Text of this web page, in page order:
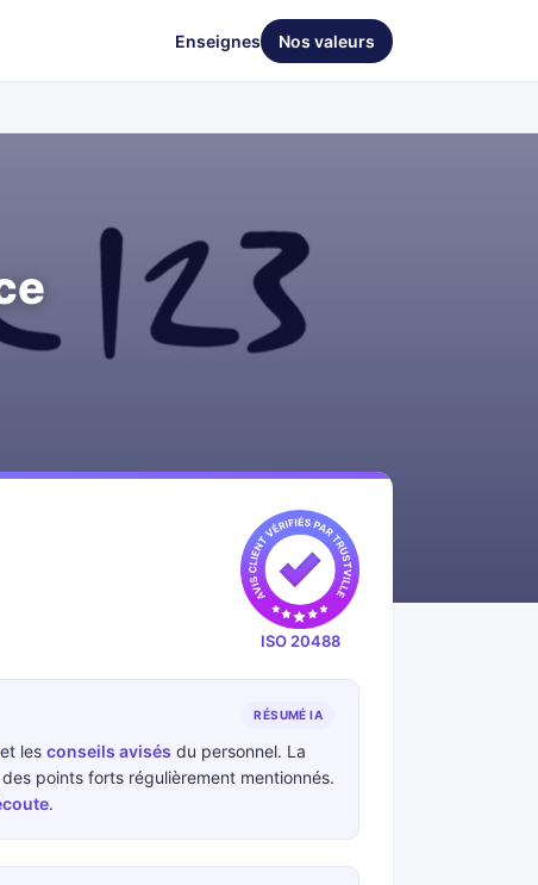
Enseignes Nos valeurs
ISO 20488
RÉSUMÉ IA
et les conseils avisés du personnel. La
points forts régulièrement mentionnés.
.